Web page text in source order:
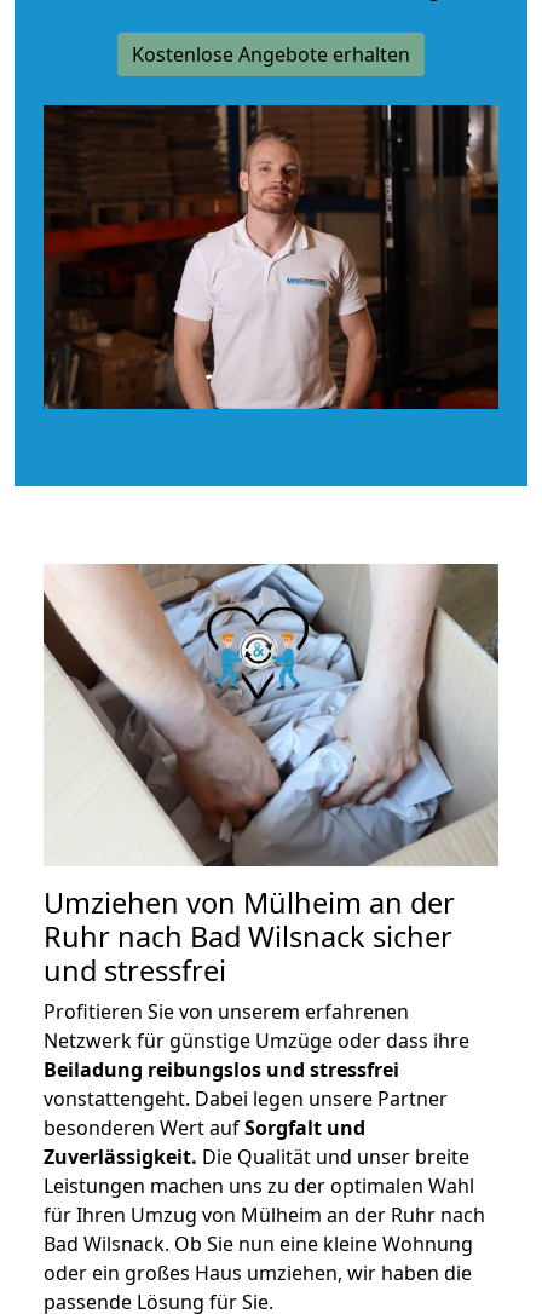
Kostenlose Angebote erhalten
Umziehen von Mülheim an der
Ruhr nach Bad Wilsnack sicher
und stressfrei
Profitieren Sie von unserem erfahrenen
Netzwerk für günstige Umzüge oder dass ihre
Beiladung reibungslos und stressfrei
vonstattengeht. Dabei legen unsere Partner
besonderen Wert aufSorgfalt und
Zuverlässigkeit. Die Qualität und unser breite
Leistungen machen uns zu der optimalen Wahl
für Ihren Umzug von Mülheim an der Ruhr nach
Bad Wilsnack. Ob Sie nun eine kleine Wohnung
oder ein großes Haus umziehen, wir haben die
passende Lösung für Sie.